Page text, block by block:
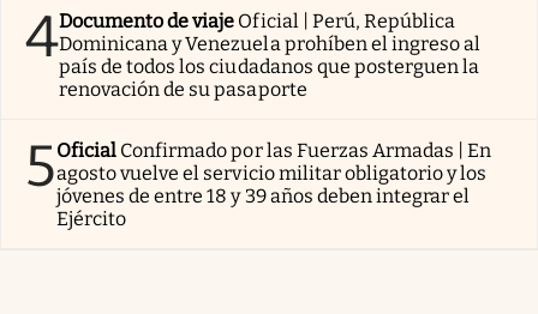
4Documento de viaje Oficial | Perú, República
Dominicana y Venezuela prohíben el ingreso al
país de todos los ciudadanos que posterguen la
renovación de su pasaporte
5Oficial Confirmado por las Fuerzas Armadas | En
agosto vuelve el servicio militar obligatorio y los
jóvenes de entre 18 y 39 años deben integrar el
Ejército